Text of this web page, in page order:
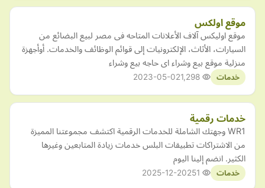
موقع اولكس
موقع اوليكس آلاف الأعلانات المتاحه فى مصر لبيع البضائع من
السيارات، الأثاث، الإلكترونيات إلى قوائم الوظائف والخدمات. أوأجهزة
منزلية موقع بيع وشراء اى حاجه بيع وشراء
خدمات 2023-05-02
خدمات رقمية
WR1 وجهتك الشاملة للخدمات الرقمية اكتشف مجموعتنا المميزة
من الاشتراكات تطبيقات البلس خدمات زيادة المتابعين وغيرها
الكثير. انضم إلينا اليوم
خدمات 2025-12-20